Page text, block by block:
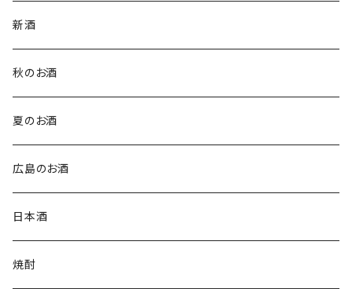
新酒
秋のお酒
夏のお酒
広島のお酒
日本酒
焼酎